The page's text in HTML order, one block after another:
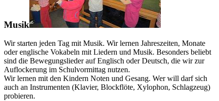
Musik
Wir starten jeden Tag mit Musik. Wir lernen Jahreszeiten, Monate
oder englische Vokabeln mit Liedern und Musik. Besonders beliebt
sind die Bewegungslieder auf Englisch oder Deutsch, die wir zur
Auflockerung im Schulvormittag nutzen.
Wir lernen mit den Kindern Noten und Gesang. Wer will darf sich
auch an Instrumenten (Klavier, Blockflöte, Xylophon, Schlagzeug)
probieren.